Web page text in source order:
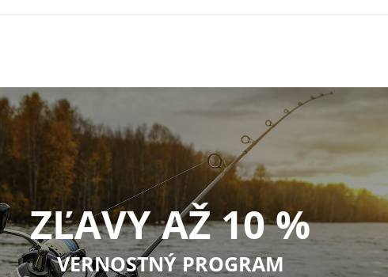
ZĽAVY AŽ 10 %
VERNOSTNÝ PROGRAM